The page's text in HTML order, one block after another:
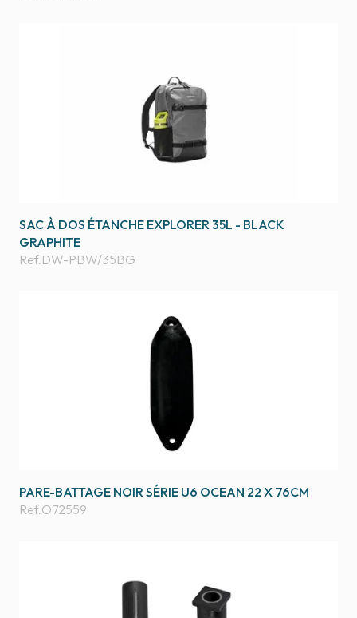
SAC À DOS ÉTANCHE EXPLORER 35L - BLACK
GRAPHITE
Ref.DW-PBW/35BG
PARE-BATTAGE NOIR SÉRIE U6 OCEAN 22 X 76CM
Ref.O72559